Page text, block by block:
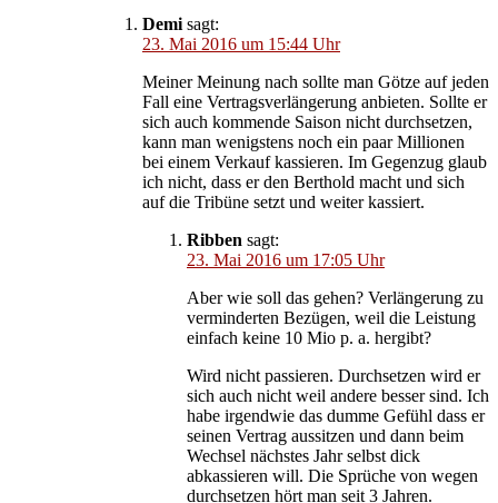
Demi sagt:
23. Mai 2016 um 15:44 Uhr
Meiner Meinung nach sollte man Götze auf jeden
Fall eine Vertragsverlängerung anbieten. Sollte er
sich auch kommende Saison nicht durchsetzen,
kann man wenigstens noch ein paar Millionen
bei einem Verkauf kassieren. Im Gegenzug glaub
ich nicht, dass er den Berthold macht und sich
auf die Tribüne setzt und weiter kassiert.
Ribben sagt:
23. Mai 2016 um 17:05 Uhr
Aber wie soll das gehen? Verlängerung zu
verminderten Bezügen, weil die Leistung
einfach keine 10 Mio p. a. hergibt?
Wird nicht passieren. Durchsetzen wird er
sich auch nicht weil andere besser sind. Ich
habe irgendwie das dumme Gefühl dass er
seinen Vertrag aussitzen und dann beim
Wechsel nächstes Jahr selbst dick
abkassieren will. Die Sprüche von wegen
durchsetzen hört man seit 3 Jahren.